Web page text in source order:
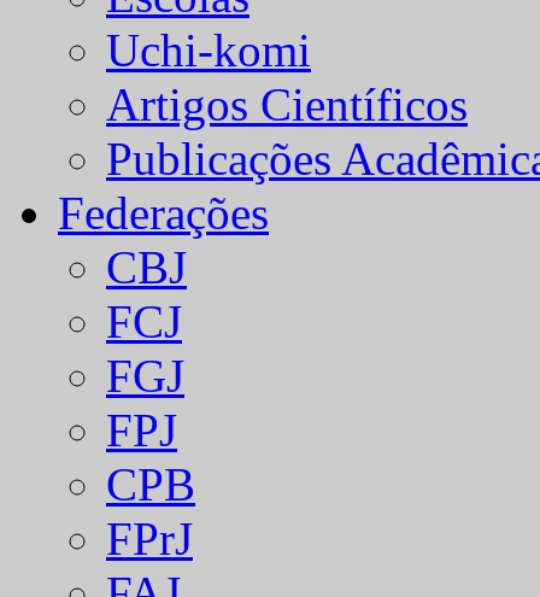
Uchi-komi
Artigos Científicos
Publicações
Federações
CBJ
FCJ
FGJ
FPJ
CPB
FPrJ